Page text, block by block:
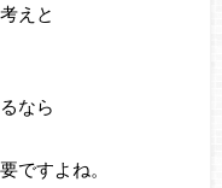
えと
なら
ですよね。